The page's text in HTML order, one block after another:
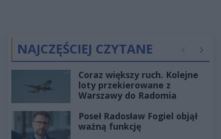
NAJCZĘŚCIEJ CZYTANE Poprzednie
Coraz większy ruch. Kolejne
loty przekierowane z
Warszawy do Radomia
Poseł Radosław Fogiel objął
ważną funkcję